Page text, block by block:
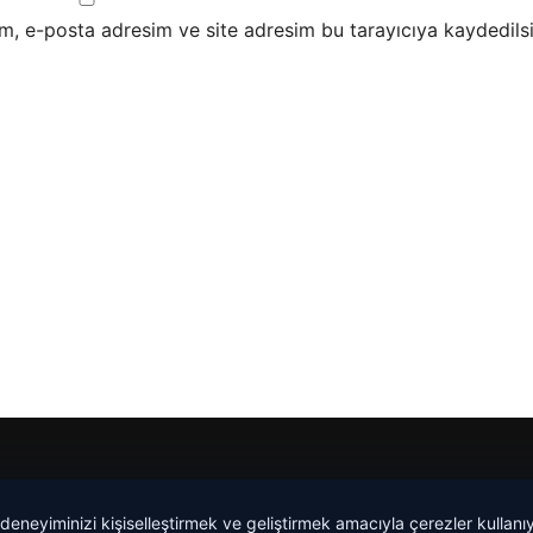
e-posta adresim ve site adresim bu tarayıcıya
kişiselleştirmek ve geliştirmek amacıyla çerezler